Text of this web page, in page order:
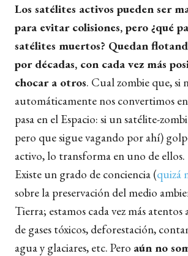
Los satélites activos pueden ser
para evitar colisiones, pero ¿qué
satélites muertos? Quedan
por décadas, con cada vez más
chocar a otros. Cual zombie que, si
automáticamente nos convertimos
pasa en el Espacio: si un satélite-
pero que sigue vagando por ahí)
activo, lo transforma en uno de ellos.
Existe un grado de conciencia (quizá
sobre la preservación del medio
Tierra; estamos cada vez más atentos
de gases tóxicos, deforestación,
agua y glaciares, etc. Pero aún no